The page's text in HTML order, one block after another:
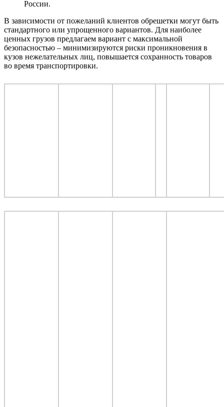
России.
В зависимости от пожеланий клиентов обрешетки могут быть
стандартного или упрощенного вариантов. Для наиболее
ценных грузов предлагаем вариант с максимальной
безопасностью – минимизируются риски проникновения в
кузов нежелательных лиц, повышается сохранность товаров
во время транспортировки.